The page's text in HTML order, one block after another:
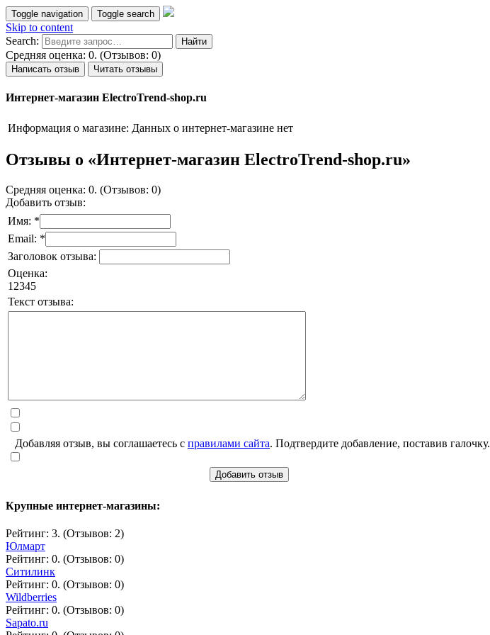
Toggle navigation Toggle search
Skip to content
Search:
Средняя оценка: 0. (Отзывов: 0)
Написать отзыв Читать отзывы
Интернет-магазин ElectroTrend-shop.ru
Информация о магазине: Данных о интернет-магазине нет
Отзывы о «Интернет-магазин ElectroTrend-shop.ru»
Средняя оценка: 0. (Отзывов: 0)
Добавить отзыв:
Имя: *
Email: *
Заголовок отзыва:
Оценка:
1 2345
Текст отзыва:
Добавляя отзыв, вы соглашаетесь с правилами сайта. Подтвердите добавление, поставив галочку.
Добавить отзыв
Крупные интернет-магазины:
Рейтинг: 3. (Отзывов: 2)
Юлмарт
Рейтинг: 0. (Отзывов: 0)
Ситилинк
Рейтинг: 0. (Отзывов: 0)
Wildberries
Рейтинг: 0. (Отзывов: 0)
Sapato.ru